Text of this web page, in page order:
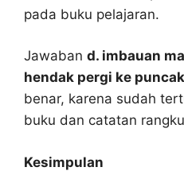
pada buku pelajaran.
Jawaban d. imbauan
hendak pergi ke puncak
benar, karena sudah
buku dan catatan
Kesimpulan